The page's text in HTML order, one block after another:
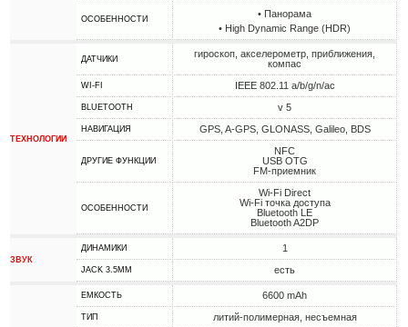
ОСОБЕННОСТИ
• Панорама
• High Dynamic Range (HDR)
ТЕХНОЛОГИИ
ДАТЧИКИ
гироскоп, акселерометр, приближения,
компас
WI-FI IEEE 802.11 a/b/g/n/ac
BLUETOOTH v 5
НАВИГАЦИЯ GPS, A-GPS, GLONASS, Galileo, BDS
ДРУГИЕ ФУНКЦИИ
NFC
USB OTG
FM-приемник
ОСОБЕННОСТИ
Wi-Fi Direct
Wi-Fi точка доступа
Bluetooth LE
Bluetooth A2DP
ЗВУК
ДИНАМИКИ 1
JACK 3.5MM есть
ЕМКОСТЬ 6600 mAh
ТИП литий-полимерная, несъемная